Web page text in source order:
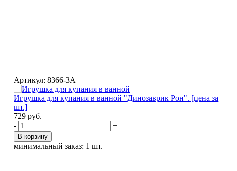
Артикул: 8366-3A
Игрушка для купания в ванной "Динозаврик Рон". [цена за
шт.]
729руб.
-
+
В корзину
минимальный заказ: 1 шт.